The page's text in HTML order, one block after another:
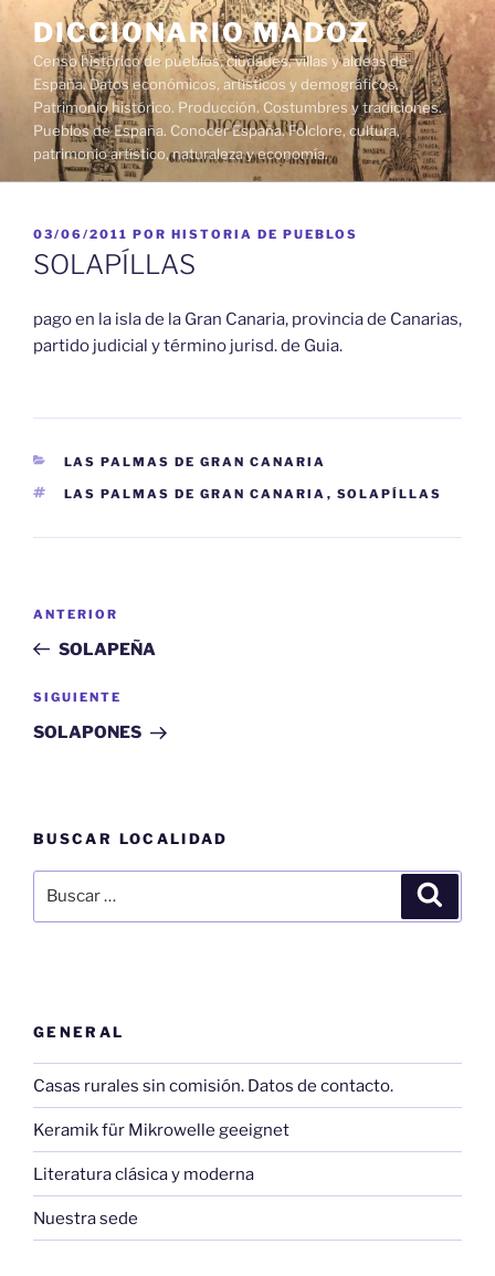
contenido
DICCIONARIO MADOZ
Censo histórico de pueblos, ciudades, villas y aldeas de
España. Datos económicos, artísticos y demográficos.
Patrimonio histórico. Producción. Costumbres y tradiciones.
Pueblos de España. Conocer España. Folclore, cultura,
patrimonio artístico, naturaleza y economía.
PUBLICADO
EL
03/06/2011 POR HISTORIA DE PUEBLOS
SOLAPÍLLAS
pago en la isla de la Gran Canaria, provincia de Canarias,
partido judicial y término jurisd. de Guia.
CATEGORÍAS
LAS PALMAS DE GRAN CANARIA
ETIQUETAS
LAS PALMAS DE GRAN CANARIA , SOLAPÍLLAS
entradas
Entrada
anterior:
ANTERIOR
SOLAPEÑA
Siguiente
entrada
SIGUIENTE
SOLAPONES
BUSCAR LOCALIDAD
por:
GENERAL
Casas rurales sin comisión. Datos de contacto.
Keramik für Mikrowelle geeignet
Literatura clásica y moderna
Nuestra sede